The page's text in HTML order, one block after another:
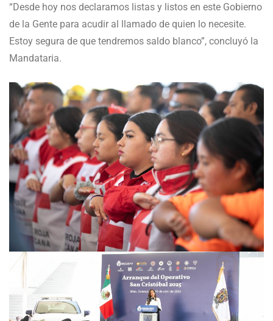
“Desde hoy nos declaramos listas y listos en este Gobierno
de la Gente para acudir al llamado de quien lo necesite.
Estoy segura de que tendremos saldo blanco”, concluyó la
Mandataria.